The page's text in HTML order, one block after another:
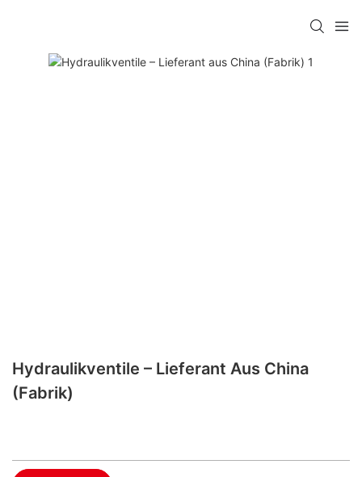
Hydraulikventile – Lieferant Aus China
(Fabrik)